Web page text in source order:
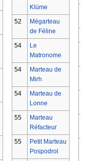
Klüme
52
Mégarteau
de Féline
54
Le
Matronome
54
Marteau de
Mirh
54
Marteau de
Lonne
55
Marteau
Réfacteur
55
Petit Marteau
Pospodrol